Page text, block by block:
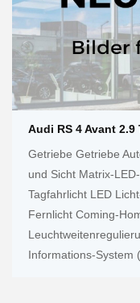
Audi RS 4 Avant
Getriebe Getriebe
und Sicht Matrix-
Tagfahrlicht LED
Fernlicht Coming-
Informations-System